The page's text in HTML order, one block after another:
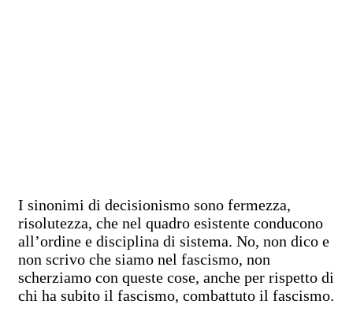
I sinonimi di decisionismo sono fermezza,
risolutezza, che nel quadro esistente conducono
all’ordine e disciplina di sistema. No, non dico e
non scrivo che siamo nel fascismo, non
scherziamo con queste cose, anche per rispetto di
chi ha subito il fascismo, combattuto il fascismo.